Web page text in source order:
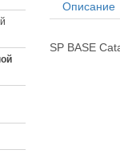
Описание
SP BASE